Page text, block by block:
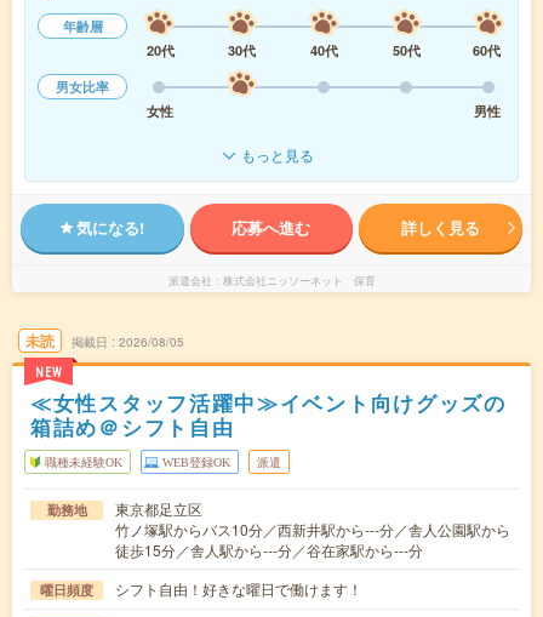
年齢層
20代
30代 40代 50代
60代
男女比率
女性
男性
もっと見る
気になる! 応募へ進む 詳しく見る
派遣会社 株式会社ニッソーネット 保育
未読
NEW
掲載日 2026/08/05
≪女性スタッフ活躍中≫イベント向けグッズの
箱詰め＠シフト自由
職種未経験OK WEB登録OK 派遣
勤務地
東京都足立区
竹ノ塚駅からバス10分／西新井駅から---分／舎人公園駅から
徒歩15分／舎人駅から---分／谷在家駅から---分
曜日頻度 シフト自由！好きな曜日で働けます！